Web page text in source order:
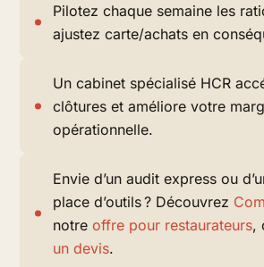
Pilotez chaque semaine les
ajustez carte/achats en
Un cabinet spécialisé HCR
clôtures et améliore votre
opérationnelle.
Envie d’un audit express ou
place d’outils ? Découvrez
notreoffre pour restaurateurs,
un devis.